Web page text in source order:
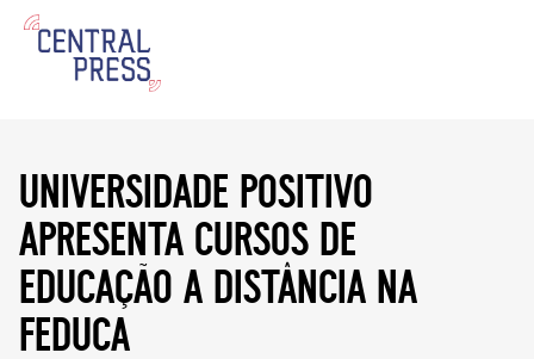
universidade positivo
apresenta cursos de
educação a distância na
feduca